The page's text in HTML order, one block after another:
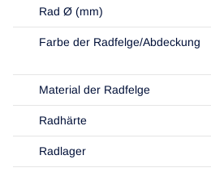
Rad Ø (mm)
Farbe der Radfelge/Abdeckung
Material der Radfelge
Radhärte
Radlager